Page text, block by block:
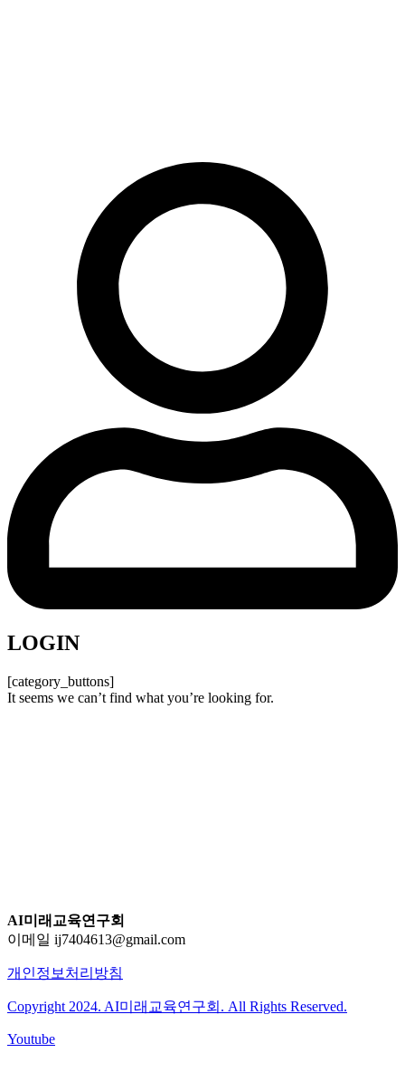
LOGIN
[category_buttons]
It seems we can’t find what you’re looking for.
AI미래교육연구회
이메일 ij7404613@gmail.com
개인정보처리방침
Copyright 2024. AI미래교육연구회. All Rights Reserved.
Youtube